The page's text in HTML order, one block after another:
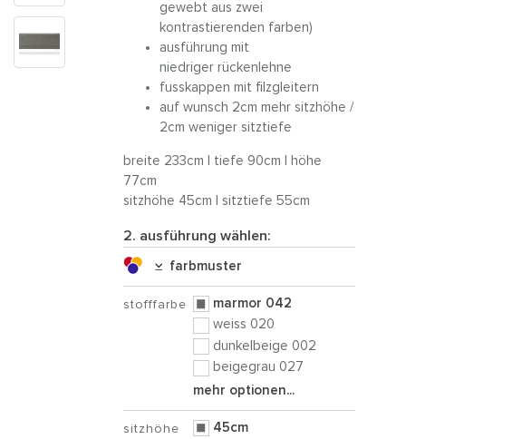
gewebt aus zwei
kontrastierenden farben)
ausführung mit
niedriger rückenlehne
fusskappen mit filzgleitern
auf wunsch 2cm mehr sitzhöhe /
2cm weniger sitztiefe
breite 233cm | tiefe 90cm | höhe
77cm
sitzhöhe 45cm | sitztiefe 55cm
2. ausführung wählen:
farbmuster
stofffarbe
marmor 042
weiss 020
dunkelbeige 002
beigegrau 027
mehr optionen...
sitzhöhe
45cm